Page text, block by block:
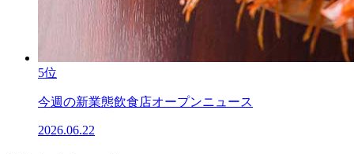
5位
今週の新業態飲食店オープンニュース
2026.06.22